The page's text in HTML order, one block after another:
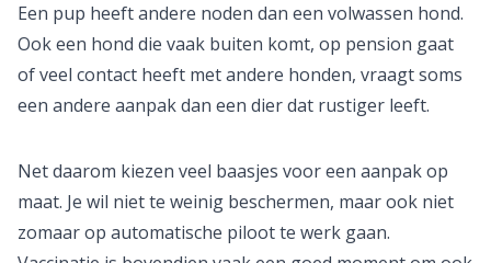
Een pup heeft andere noden dan een volwassen hond.
Ook een hond die vaak buiten komt, op pension gaat
of veel contact heeft met andere honden, vraagt soms
een andere aanpak dan een dier dat rustiger leeft.
Net daarom kiezen veel baasjes voor een aanpak op
maat. Je wil niet te weinig beschermen, maar ook niet
zomaar op automatische piloot te werk gaan.